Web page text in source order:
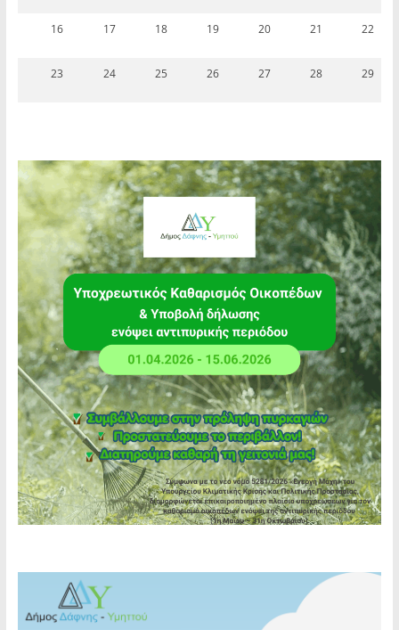
16 17 18 19 20 21 22
23 24 25 26 27 28 29